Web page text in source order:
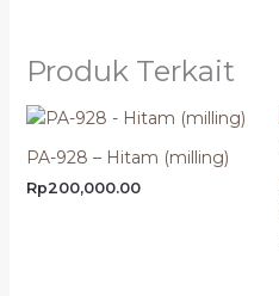
Produk Terkait
PA-928 – Hitam (milling)
Rp200,000.00